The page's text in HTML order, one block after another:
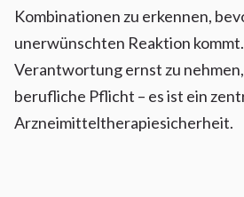
Kombinationen zu erkennen,
unerwünschten Reaktion
Verantwortung ernst zu
berufliche Pflicht – es ist ein
Arzneimitteltherapiesicherheit.